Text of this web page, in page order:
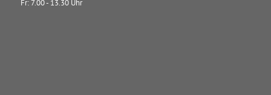
Fr: 7.00 - 13.30 Uhr